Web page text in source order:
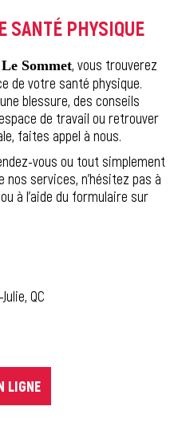
SANTÉ PHYSIQUE
Sommet, vous trouverez
de votre santé physique.
blessure, des conseils
de travail ou retrouver
faites appel à nous.
vous ou tout simplement
nos services, n'hésitez pas à
à l’aide du formulaire sur
QC
LIGNE